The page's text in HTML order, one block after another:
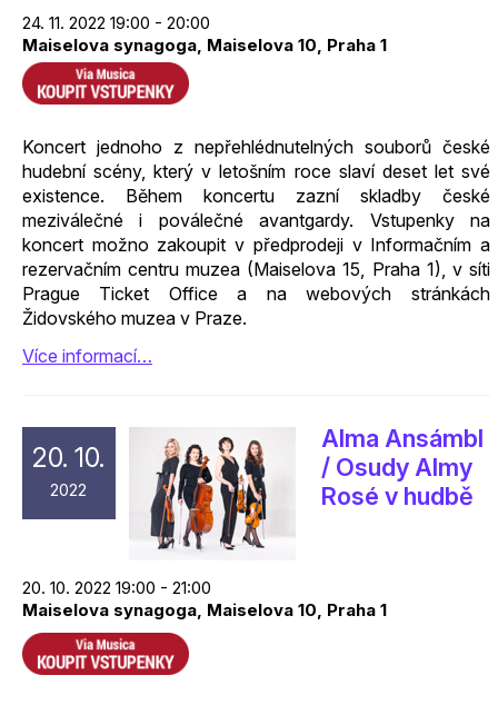
24. 11. 2022 19:00 - 20:00
Maiselova synagoga, Maiselova 10, Praha 1
Koncert jednoho z nepřehlédnutelných souborů české
hudební scény, který v letošním roce slaví deset let své
existence. Během koncertu zazní skladby české
meziválečné i poválečné avantgardy. Vstupenky na
koncert možno zakoupit v předprodeji v Informačním a
rezervačním centru muzea (Maiselova 15, Praha 1), v síti
Prague Ticket Office a na webových stránkách
Židovského muzea v Praze.
Více informací…
20. 10.
2022
Alma Ansámbl
/ Osudy Almy
Rosé v hudbě
20. 10. 2022 19:00 - 21:00
Maiselova synagoga, Maiselova 10, Praha 1